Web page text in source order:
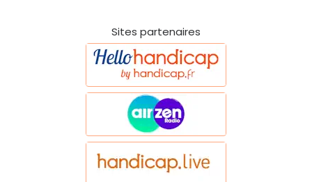
Sites partenaires